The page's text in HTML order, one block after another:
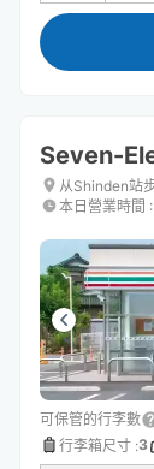
Seven-
从Shinden站
本日營業時間 :
可保管的行李數
行李箱尺寸 :3